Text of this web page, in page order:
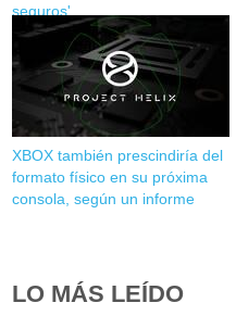
seguros'
XBOX también prescindiría del
formato físico en su próxima
consola, según un informe
LO MÁS LEÍDO